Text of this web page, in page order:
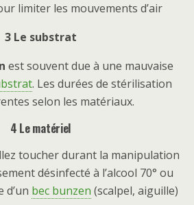
limiter les mouvements d’air
3 Le substrat
est souvent due à une mauvaise
. Les durées de stérilisation
selon les matériaux.
4 Le matériel
toucher durant la manipulation
désinfecté à l’alcool 70° ou
d’un bec bunzen (scalpel, aiguille)